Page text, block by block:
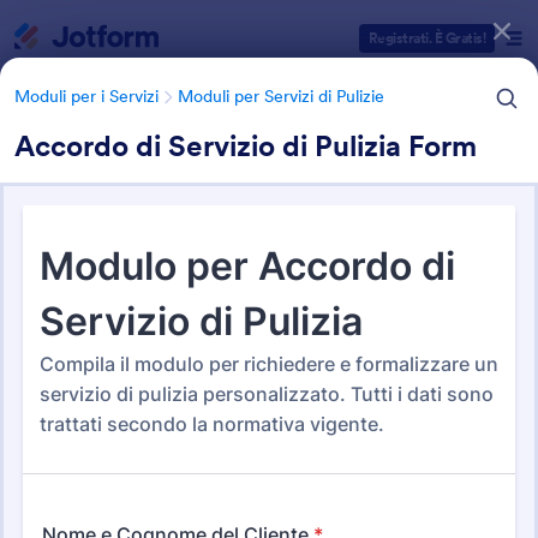
Registrati. È Gratis!
Moduli per i Servizi Moduli per Servizi di Pulizie
Accordo di Servizio di Pulizia Form
Moduli per i Servizi Moduli per Servizi di Pulizie
Moduli per Servizi di Pulizie
Categorie Template Moduli